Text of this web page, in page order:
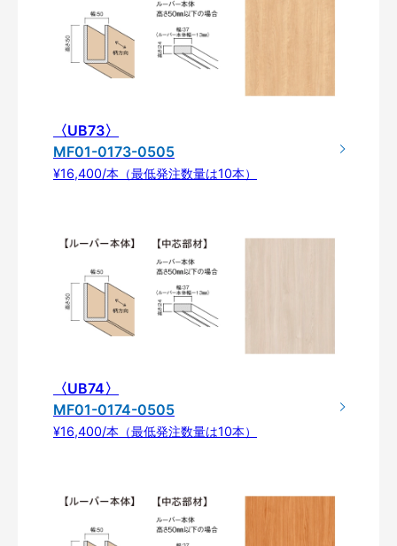
〈UB73〉
MF01-0173-0505
¥16,400/本（最低発注数量は10本）
〈UB74〉
MF01-0174-0505
¥16,400/本（最低発注数量は10本）